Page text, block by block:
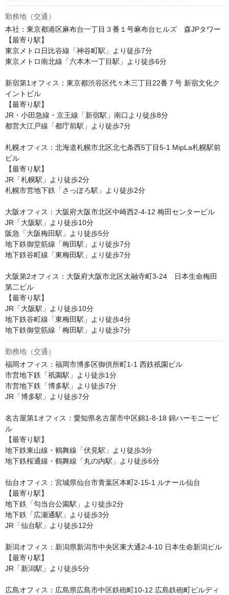
勤務地（交通）
本社：東京都港区麻布台一丁目３番１号麻布台ヒルズ　森JPタワー
【最寄り駅】
東京メトロ日比谷線「神谷町駅」より徒歩7分
東京メトロ南北線「六本木一丁目駅」より徒歩6分
新宿第1オフィス：東京都渋谷区代々木三丁目22番７号 新宿文化ク
イントビル
【最寄り駅】
JR・小田急線・京王線「新宿駅」南口より徒歩8分
都営大江戸線「都庁前駅」より徒歩7分
札幌オフィス：北海道札幌市北区北七条西5丁目5-1 MipLa札幌駅前
ビル
【最寄り駅】
JR「札幌駅」より徒歩2分
札幌市営地下鉄「さっぽろ駅」より徒歩2分
大阪オフィス：大阪府大阪市北区中崎西2-4-12 梅田センタービル
JR「大阪駅」より徒歩10分
阪急「大阪梅田駅」より徒歩5分
地下鉄御堂筋線「梅田駅」より徒歩7分
地下鉄谷町線「東梅田駅」より徒歩7分
大阪第2オフィス：大阪府大阪市北区太融寺町3-24　日本生命梅田
第二ビル
【最寄り駅】
JR「大阪駅」より徒歩10分
地下鉄谷町線「東梅田駅」より徒歩4分
地下鉄御堂筋線「梅田駅」より徒歩7分
勤務地（交通）
福岡オフィス：福岡市博多区御供所町1-1 西鉄祇園ビル
市営地下鉄「祇園駅」より徒歩1分
市営地下鉄「博多駅」より徒歩7分
JR「博多駅」より徒歩7分
名古屋第1オフィス：愛知県名古屋市中区錦1-8-18 錦ハーモニービ
ル
【最寄り駅】
地下鉄東山線・鶴舞線「伏見駅」より徒歩3分
地下鉄桜通線・鶴舞線「丸の内駅」より徒歩6分
仙台オフィス：宮城県仙台市青葉区本町2-15-1 ルナール仙台
【最寄り駅】
地下鉄「勾当台公園駅」より徒歩2分
地下鉄「広瀬通駅」より徒歩3分
JR「仙台駅」より徒歩12分
新潟オフィス：新潟県新潟市中央区東大通2-4-10 日本生命新潟ビル
【最寄り駅】
JR「新潟駅」より徒歩5分
広島オフィス：広島県広島市中区鉄砲町10-12 広島鉄砲町ビルディ